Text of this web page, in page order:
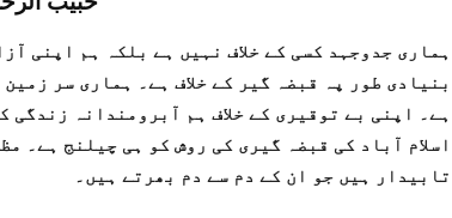
ہماری جدوجہد کسی کے خلاف نہیں ہے بلکہ ہم اپنی
بنیادی طور پہ قبضہ گیر کے خلاف ہے۔ ہماری سر
ہے۔ اپنی بے توقیری کے خلاف ہم آبرومندانہ
اسلام آباد کی قبضہ گیری کی روش کو ہی چیلنج ہے۔
تابیدار ہیں جو ان کے دم سے دم بھرتے ہیں۔